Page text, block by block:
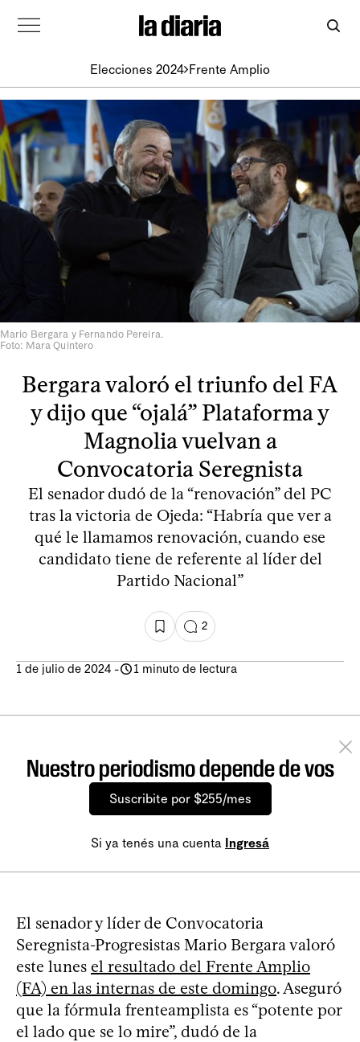
Elecciones 2024 Frente Amplio
Mario Bergara y Fernando Pereira.
Foto: Mara Quintero
Bergara valoró el triunfo del FA
y dijo que “ojalá” Plataforma y
Magnolia vuelvan a
Convocatoria Seregnista
El senador dudó de la “renovación” del PC
tras la victoria de Ojeda: “Habría que ver a
qué le llamamos renovación, cuando ese
candidato tiene de referente al líder del
Partido Nacional”
2
1 de julio de 2024 - 1 minuto de lectura
Nuestro periodismo depende de vos
Suscribite por $255/mes
Si ya tenés una cuenta Ingresá
El senador y líder de Convocatoria
Seregnista-Progresistas Mario Bergara valoró
este lunes el resultado del Frente Amplio
(FA) en las internas de este domingo. Aseguró
que la fórmula frenteamplista es “potente por
el lado que se lo mire”, dudó de la